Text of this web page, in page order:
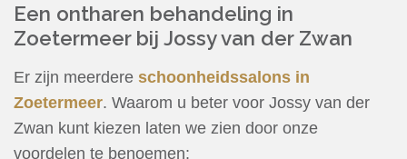
Een ontharen behandeling in
Zoetermeer bij Jossy van der Zwan
Er zijn meerdere schoonheidssalons in
Zoetermeer. Waarom u beter voor Jossy van der
Zwan kunt kiezen laten we zien door onze
voordelen te benoemen: